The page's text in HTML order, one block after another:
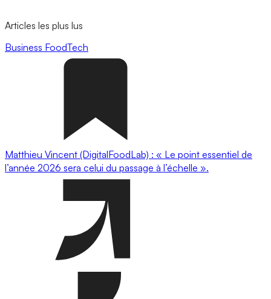
Articles les plus lus
Business FoodTech
Matthieu Vincent (DigitalFoodLab) : « Le point essentiel de
l’année 2026 sera celui du passage à l’échelle ».